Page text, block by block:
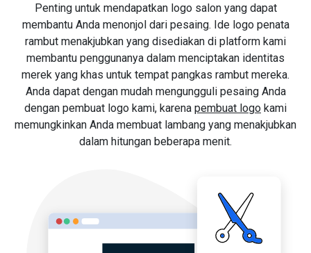
Penting untuk mendapatkan logo salon yang dapat
membantu Anda menonjol dari pesaing. Ide logo penata
rambut menakjubkan yang disediakan di platform kami
membantu penggunanya dalam menciptakan identitas
merek yang khas untuk tempat pangkas rambut mereka.
Anda dapat dengan mudah mengungguli pesaing Anda
dengan pembuat logo kami, karena pembuat logo kami
memungkinkan Anda membuat lambang yang menakjubkan
dalam hitungan beberapa menit.